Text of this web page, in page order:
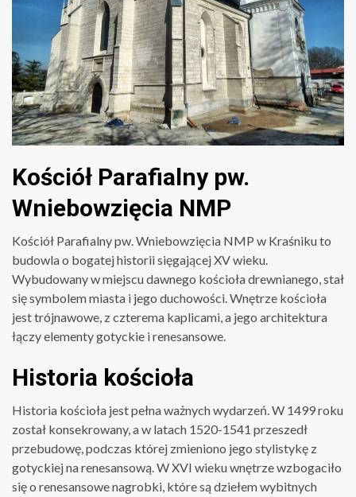
Kościół Parafialny pw.
Wniebowzięcia NMP
Kościół Parafialny pw. Wniebowzięcia NMP w Kraśniku to
budowla o bogatej historii sięgającej XV wieku.
Wybudowany w miejscu dawnego kościoła drewnianego, stał
się symbolem miasta i jego duchowości. Wnętrze kościoła
jest trójnawowe, z czterema kaplicami, a jego architektura
łączy elementy gotyckie i renesansowe.
Historia kościoła
Historia kościoła jest pełna ważnych wydarzeń. W 1499 roku
został konsekrowany, a w latach 1520-1541 przeszedł
przebudowę, podczas której zmieniono jego stylistykę z
gotyckiej na renesansową. W XVI wieku wnętrze wzbogaciło
się o renesansowe nagrobki, które są dziełem wybitnych